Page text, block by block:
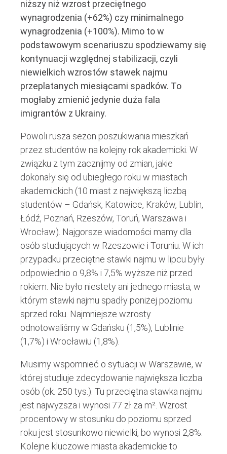
niższy niż wzrost przeciętnego
wynagrodzenia (+62%) czy minimalnego
wynagrodzenia (+100%). Mimo to w
podstawowym scenariuszu spodziewamy się
kontynuacji względnej stabilizacji, czyli
niewielkich wzrostów stawek najmu
przeplatanych miesiącami spadków. To
mogłaby zmienić jedynie duża fala
imigrantów z Ukrainy.
Powoli rusza sezon poszukiwania mieszkań
przez studentów na kolejny rok akademicki. W
związku z tym zacznijmy od zmian, jakie
dokonały się od ubiegłego roku w miastach
akademickich (10 miast z największą liczbą
studentów – Gdańsk, Katowice, Kraków, Lublin,
Łódź, Poznań, Rzeszów, Toruń, Warszawa i
Wrocław). Najgorsze wiadomości mamy dla
osób studiujących w Rzeszowie i Toruniu. W ich
przypadku przeciętne stawki najmu w lipcu były
odpowiednio o 9,8% i 7,5% wyższe niż przed
rokiem. Nie było niestety ani jednego miasta, w
którym stawki najmu spadły poniżej poziomu
sprzed roku. Najmniejsze wzrosty
odnotowaliśmy w Gdańsku (1,5%), Lublinie
(1,7%) i Wrocławiu (1,8%).
Musimy wspomnieć o sytuacji w Warszawie, w
której studiuje zdecydowanie największa liczba
osób (ok. 250 tys.). Tu przeciętna stawka najmu
jest najwyższa i wynosi 77 zł za m². Wzrost
procentowy w stosunku do poziomu sprzed
roku jest stosunkowo niewielki, bo wynosi 2,8%.
Kolejne kluczowe miasta akademickie to